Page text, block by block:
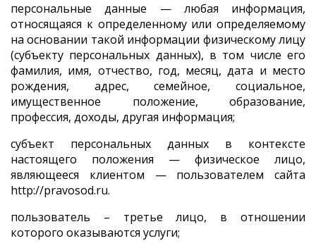
персональные данные — любая информация,
относящаяся к определенному или определяемому
на основании такой информации физическому лицу
(субъекту персональных данных), в том числе его
фамилия, имя, отчество, год, месяц, дата и место
рождения, адрес, семейное, социальное,
имущественное положение, образование,
профессия, доходы, другая информация;
субъект персональных данных в контексте
настоящего положения — физическое лицо,
являющееся клиентом — пользователем сайта
http://pravosod.ru.
пользователь – третье лицо, в отношении
которого оказываются услуги;